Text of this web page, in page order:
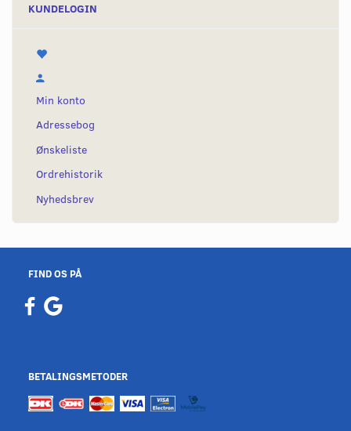
KUNDELOGIN
Min konto
Adressebog
Ønskeliste
Ordrehistorik
Nyhedsbrev
FIND OS PÅ
BETALINGSMETODER